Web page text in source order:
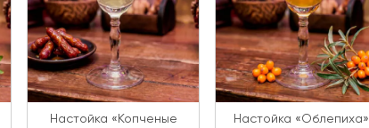
Настойка «Копченые
Настойка «Облепиха»